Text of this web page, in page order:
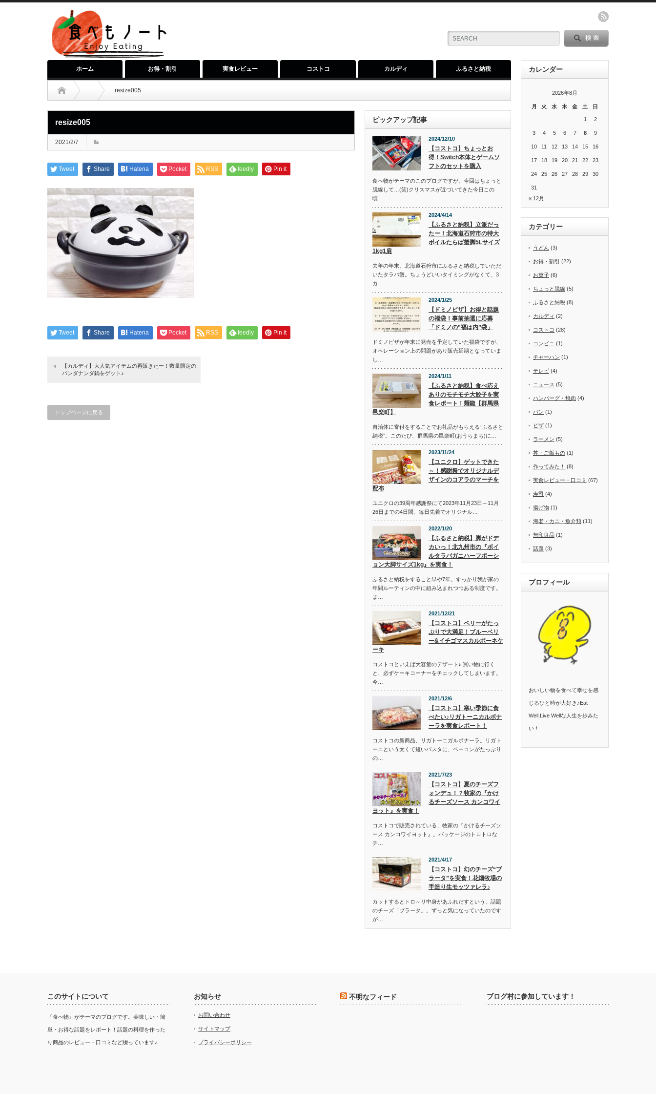
ホーム お得・割引 実食レビュー コストコ カルディ ふるさと納税
resize005
resize005
2021/2/7
Tweet Share Hatena Pocket RSS feedly Pin it
Tweet Share Hatena Pocket RSS feedly Pin it
【カルディ】大人気アイテムの再販きたー！数量限定の
パンダナンダ鍋をゲット♪
トップページに戻る
ピックアップ記事
2024/12/10
【コストコ】ちょっとお
得！Switch本体とゲームソ
フトのセットを購入
食べ物がテーマのこのブログですが、今回はちょっと
脱線して…(笑)クリスマスが近づいてきた今日この
頃…
2024/4/14
【ふるさと納税】立派だっ
たー！北海道石狩市の特大
ボイルたらば蟹脚5Lサイズ
1kg1肩
去年の年末、北海道石狩市にふるさと納税していただ
いたタラバ蟹。ちょうどいいタイミングがなくて、3
カ…
2024/1/25
【ドミノピザ】お得と話題
の福袋！事前抽選に応募
「ドミノの”福は内”袋」
ドミノピザが年末に発売を予定していた福袋ですが、
オペレーション上の問題があり販売延期となっていま
し…
2024/1/11
【ふるさと納税】食べ応え
ありのモチモチ大餃子を実
食レポート！麺龍【群馬県
邑楽町】
自治体に寄付をすることでお礼品がもらえる“ふるさと
納税”。このたび、群馬県の邑楽町(おうらまち)に…
2023/11/24
【ユニクロ】ゲットできた
～！感謝祭でオリジナルデ
ザインのコアラのマーチを
配布
ユニクロの39周年感謝祭にて2023年11月23日～11月
26日までの4日間、毎日先着でオリジナル…
2022/1/20
【ふるさと納税】脚がドデ
カいっ！北九州市の『ボイ
ルタラバガニハーフポーシ
ョン大脚サイズ1kg』を実食！
ふるさと納税をすること早や7年。すっかり我が家の
年間ルーティンの中に組み込まれつつある制度です。
ま…
2021/12/21
【コストコ】ベリーがたっ
ぷりで大満足！ブルーベリ
ー&イチゴマスカルポーネケ
ーキ
コストコといえば大容量のデザート♪ 買い物に行く
と、必ずケーキコーナーをチェックしてしまいます。
今…
2021/12/6
【コストコ】寒い季節に食
べたい♪リガトーニカルボナ
ーラを実食レポート！
コストコの新商品、リガトーニガルボナーラ。リガト
ーニという太くて短いパスタに、ベーコンがたっぷり
の…
2021/7/23
【コストコ】夏のチーズフ
ォンデュ！？牧家の『かけ
るチーズソース カンコワイ
ヨット』を実食！
コストコで販売されている、牧家の『かけるチーズソ
ース カンコワイヨット』。パッケージのトロトロな
チ…
2021/4/17
【コストコ】幻のチーズ“ブ
ラータ”を実食！花畑牧場の
手造り生モッツァレラ♪
カットするとトロ～リ中身があふれだすという、話題
のチーズ「ブラータ」。ずっと気になっていたのです
が…
カレンダー
2026年8月
月 火 水 木 金 土 日
1 2
3 4 5 6 7 8 9
10 11 12 13 14 15 16
17 18 19 20 21 22 23
24 25 26 27 28 29 30
31
« 12月
カテゴリー
うどん (3)
お得・割引 (22)
お菓子 (6)
ちょっと脱線 (5)
ふるさと納税 (8)
カルディ (2)
コストコ (28)
コンビニ (1)
チャーハン (1)
テレビ (4)
ニュース (5)
ハンバーグ・焼肉 (4)
パン (1)
ピザ (1)
ラーメン (5)
丼・ご飯もの (1)
作ってみた！ (8)
実食レビュー・口コミ (67)
寿司 (4)
揚げ物 (1)
海老・カニ・魚介類 (11)
無印良品 (1)
話題 (3)
プロフィール
おいしい物を食べて幸せを感
じるひと時が大好き♪Eat
Well,Live Wellな人生を歩みた
い！
このサイトについて
『食べ物』がテーマのブログです。美味しい・簡
単・お得な話題をレポート！話題の料理を作った
り商品のレビュー・口コミなど綴っています♪
お知らせ
お問い合わせ
サイトマップ
プライバシーポリシー
不明なフィード ブログ村に参加しています！